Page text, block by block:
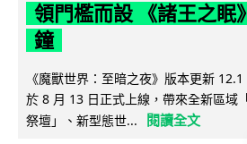
領門檻而設 《諸王之眠
鐘
《魔獸世界：至暗之夜》版本更新
於 8 月 13 日正式上線，帶來全新區域
祭壇」、新型態世...
閱讀全文